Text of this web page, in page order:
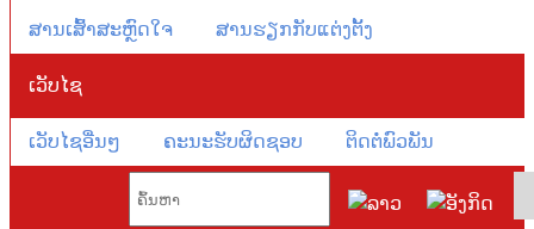
ສານເສົ້າສະຫຼົດໃຈ ສານຮຽກກັບແຕ່ງຕັ້ງ
ເວັບໄຊ
ເວັບໄຊອື່ນໆ ຄະນະຮັບຜິດຊອບ ຕິດຕໍ່ພົວພັນ